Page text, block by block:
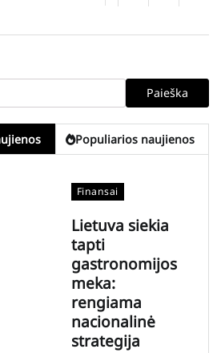
Paieška
Populiarios naujienos
Finansai
Lietuva siekia
tapti
gastronomijos
meka:
rengiama
nacionalinė
strategija